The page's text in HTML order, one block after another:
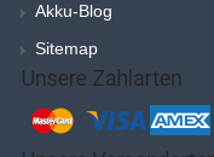
Akku-Blog
Sitemap